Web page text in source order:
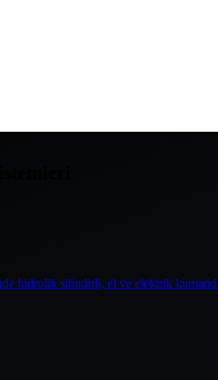
hidrolik silindirli, el ve elektrik